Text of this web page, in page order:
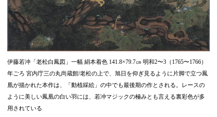
伊藤若冲「老松白鳳図」一幅 絹本着色 141.8×79.7㎝ 明和2〜3（1765〜1766）
年ごろ 宮内庁三の丸尚蔵館/老松の上で、旭日を仰ぎ見るように片脚で立つ鳳
凰が描かれた本作は、「動植綵絵」の中でも最後期の作とされる。レースの
ように美しい鳳凰の白い羽には、若冲マジックの極みとも言える裏彩色が多
用されている